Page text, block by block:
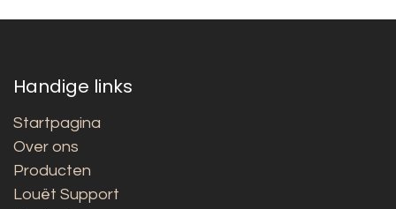
Handige links
Startpagina
Over ons
Producten
Louët Support